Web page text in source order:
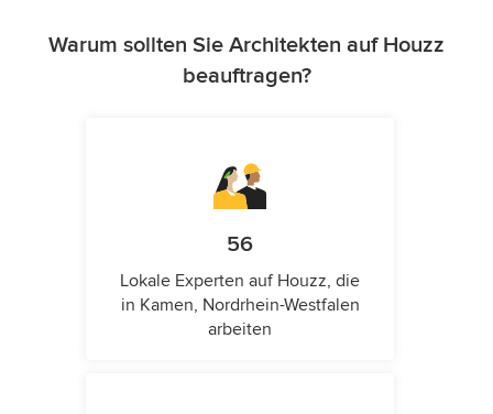
Warum sollten Sie Architekten auf Houzz
beauftragen?
56
Lokale Experten auf Houzz, die
in Kamen, Nordrhein-Westfalen
arbeiten